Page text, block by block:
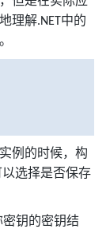
理解.NET中的
例的时候，构
选择是否保存
钥的密钥结